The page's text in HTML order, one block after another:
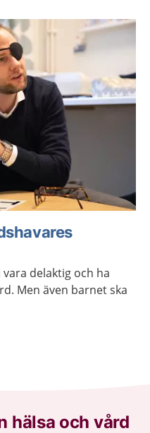
delaktig och ha
Men även barnet ska
hälsa och vård